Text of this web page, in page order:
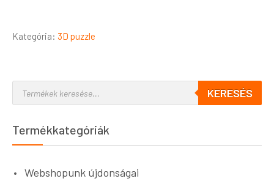
Kategória: 3D puzzle
KERESÉS
Termékkategóriák
Webshopunk újdonságai